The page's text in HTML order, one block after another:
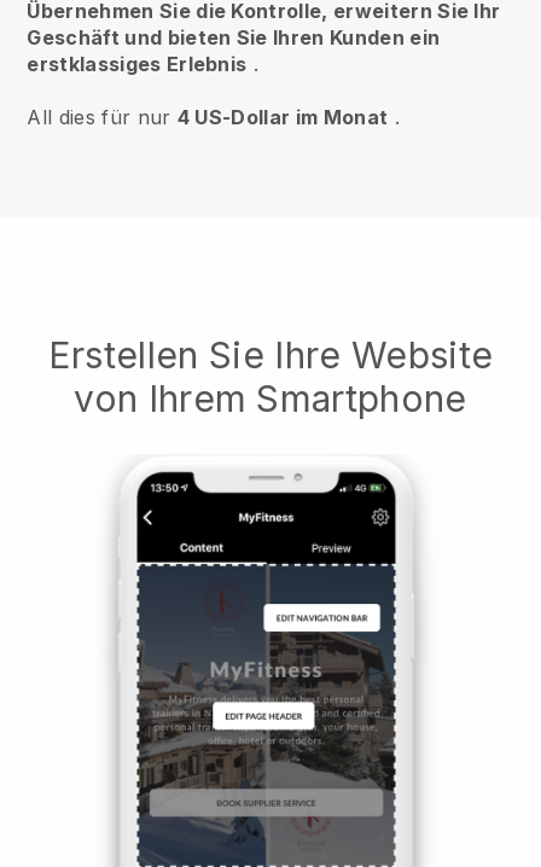
Übernehmen Sie die Kontrolle, erweitern Sie Ihr
Geschäft und bieten Sie Ihren Kunden ein
erstklassiges Erlebnis .
All dies für nur 4 US-Dollar im Monat .
Erstellen Sie Ihre Website
von Ihrem Smartphone